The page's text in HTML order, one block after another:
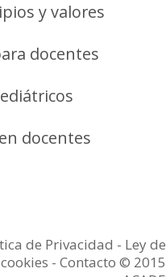
y valores
docentes
docentes
de Privacidad - Ley de
- Contacto © 2015